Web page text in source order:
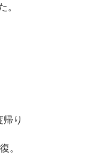
。
り
。